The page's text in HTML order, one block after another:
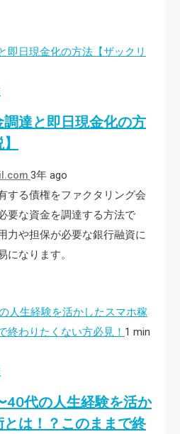
即日現金化の方法【ザックリ
達と即日現金化の方
3年 ago
する債権をファクタリング会
要な資金を調達する方法で
力や担保が必要な銀行融資に
になります。
人生経験を活かしたスマホ稼
終わりたくない方必見！ 1 min
40代の人生経験を活か
は！？このままで終